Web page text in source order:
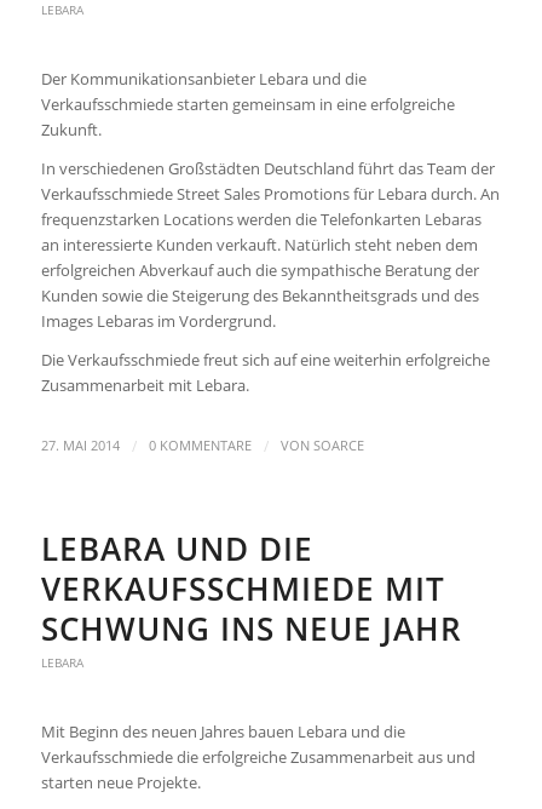
LEBARA
Der Kommunikationsanbieter Lebara und die
Verkaufsschmiede starten gemeinsam in eine erfolgreiche
Zukunft.
In verschiedenen Großstädten Deutschland führt das Team der
Verkaufsschmiede Street Sales Promotions für Lebara durch. An
frequenzstarken Locations werden die Telefonkarten Lebaras
an interessierte Kunden verkauft. Natürlich steht neben dem
erfolgreichen Abverkauf auch die sympathische Beratung der
Kunden sowie die Steigerung des Bekanntheitsgrads und des
Images Lebaras im Vordergrund.
Die Verkaufsschmiede freut sich auf eine weiterhin erfolgreiche
Zusammenarbeit mit Lebara.
27. MAI 2014 / 0 KOMMENTARE / VON SOARCE
LEBARA UND DIE
VERKAUFSSCHMIEDE MIT
SCHWUNG INS NEUE JAHR
LEBARA
Mit Beginn des neuen Jahres bauen Lebara und die
Verkaufsschmiede die erfolgreiche Zusammenarbeit aus und
starten neue Projekte.